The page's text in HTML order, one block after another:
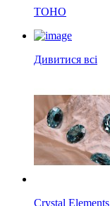
TOHO
Дивитися всі
Crystal Elements